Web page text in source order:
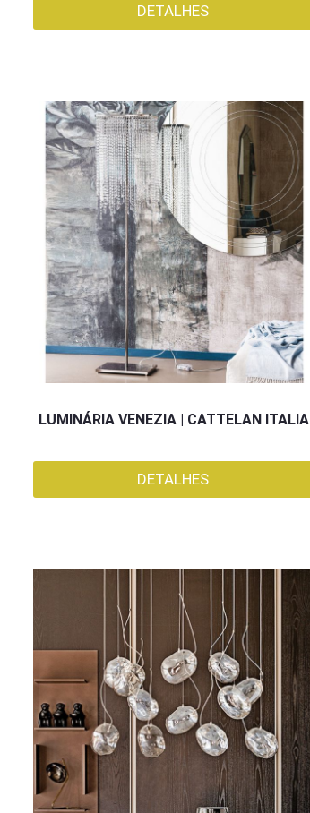
DETALHES
LUMINÁRIA VENEZIA | CATTELAN ITALIA
DETALHES